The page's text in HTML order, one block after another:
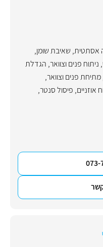
אסתטית, שאיבת שומן,
, ניתוח פנים וצוואר, הגדלת
מתיחת פנים וצוואר,
אוזניים, פיסול סנטר,
073-